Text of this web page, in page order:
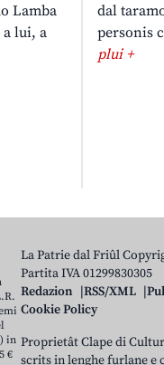
Lamba
a lui, a
dal
personis
plui +
La Patrie dal Friûl
Partita IVA 01299830305
Redazion
RSS/XML
Cookie Policy
Proprietât Clape di
scrits in lenghe furlane e
in
€